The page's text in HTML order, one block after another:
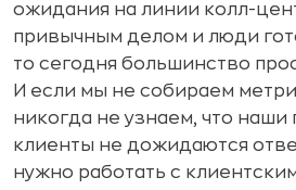
ожидания на линии колл-
привычным делом и люди
то сегодня большинство
И если мы не собираем
никогда не узнаем, что
клиенты не дожидаются
нужно работать с